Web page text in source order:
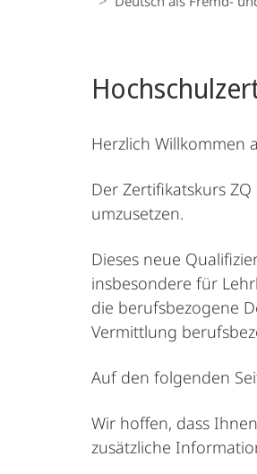
Sprachwissenschaft
Herzlich Willkommen
Der Zertifikatskurs
umzusetzen.
Dieses neue
insbesondere für
die berufsbezogene
Vermittlung
Auf den folgenden
Wir hoffen, dass
zusätzliche